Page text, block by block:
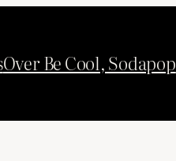
Over Be Cool, Sodapop